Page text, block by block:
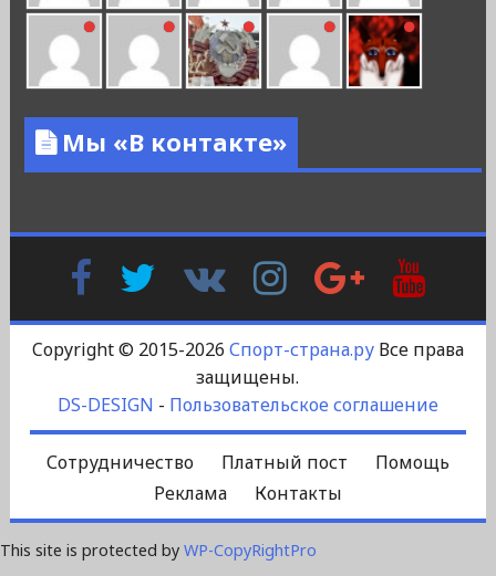
Мы «В контакте»
FacebookTwitter
Контакте
InstagramGoogle
Plus
Copyright © 2015-2026 Спорт-страна.руВсе права
защищены.
DS-DESIGN - Пользовательское соглашение
Сотрудничество Платный пост
Помощь
Реклама
Контакты
This site is protected by WP-CopyRightPro